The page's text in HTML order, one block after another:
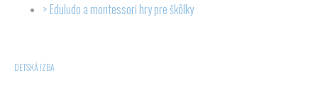
Eduludo a montessori hry pre škôlky
DETSKÁ IZBA